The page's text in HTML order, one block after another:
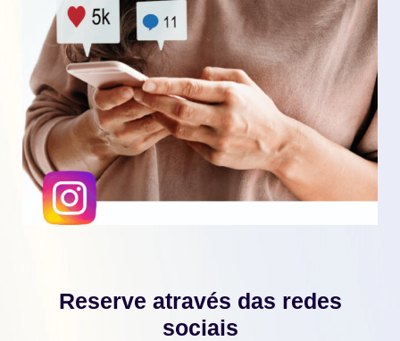
Reserve através das redes
sociais